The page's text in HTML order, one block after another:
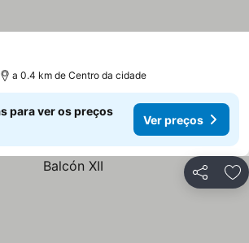
a 0.4 km de Centro da cidade
para ver os preços
Ver preços
Partilhar